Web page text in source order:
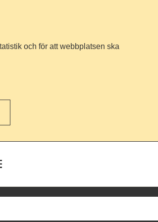
och för att webbplatsen ska